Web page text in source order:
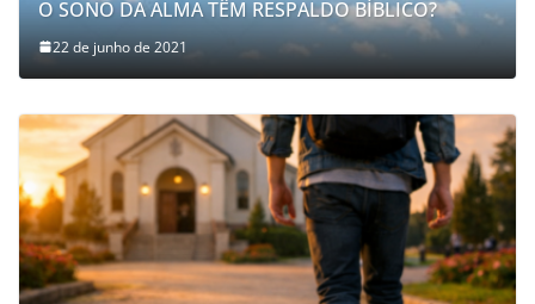
O SONO DA ALMA TÊM RESPALDO BÍBLICO?
22 de junho de 2021